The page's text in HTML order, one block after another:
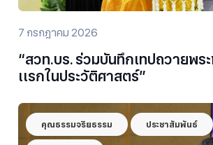
7 กรกฎาคม 2026
“สวท.บร. ร่วมบันทึกเทปถวายพร
เเรกในประวัติศาสตร์”
คุณธรรมจริยธรรม ประชาสัมพันธ์